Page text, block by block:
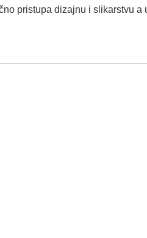
pristupa dizajnu i slikarstvu a